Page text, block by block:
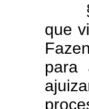
que
para